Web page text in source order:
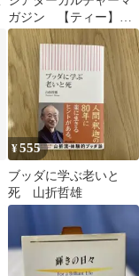
ガジン 【ティー】
目黒蓮 2023No.48
¥555
ブッダに学ぶ老いと
死 山折哲雄